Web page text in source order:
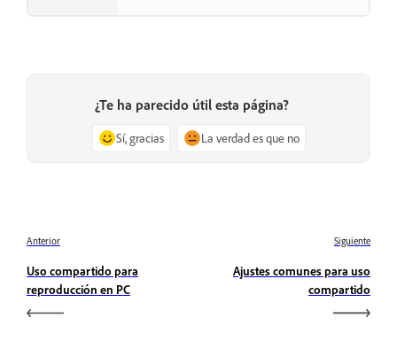
¿Te ha parecido útil esta página?
Sí, gracias La verdad es que no
Anterior
Uso compartido para
reproducción en PC
Siguiente
Ajustes comunes para uso
compartido